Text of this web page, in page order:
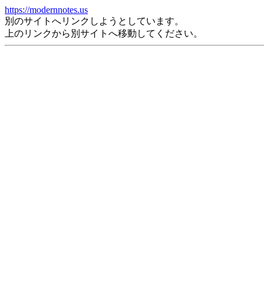
https://modernnotes.us
別のサイトへリンクしようとしています。
上のリンクから別サイトへ移動してください。